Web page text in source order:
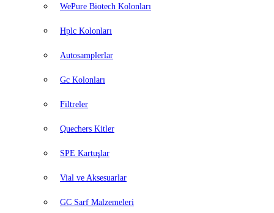
WePure Biotech Kolonları
Hplc Kolonları
Autosamplerlar
Gc Kolonları
Filtreler
Quechers Kitler
SPE Kartuşlar
Vial ve Aksesuarlar
GC Sarf Malzemeleri